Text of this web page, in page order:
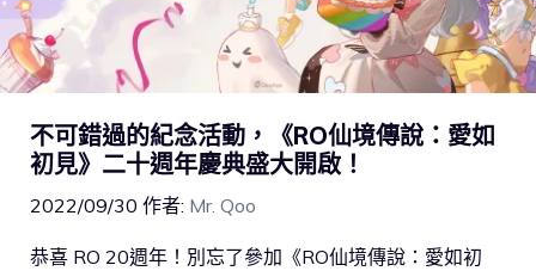
不可錯過的紀念活動，《RO仙境傳說：愛如
初見》二十週年慶典盛大開啟！
2022/09/30 作者: Mr. Qoo
恭喜 RO 20週年！別忘了參加《RO仙境傳說：愛如初